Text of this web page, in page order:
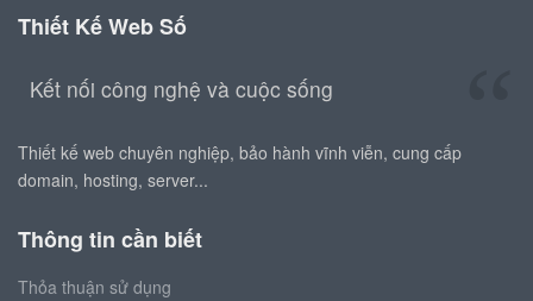
Thiết Kế Web Số
Kết nối công nghệ và cuộc sống
Thiết kế web chuyên nghiệp, bảo hành vĩnh viễn, cung cấp
domain, hosting, server...
Thông tin cần biết
Thỏa thuận sử dụng